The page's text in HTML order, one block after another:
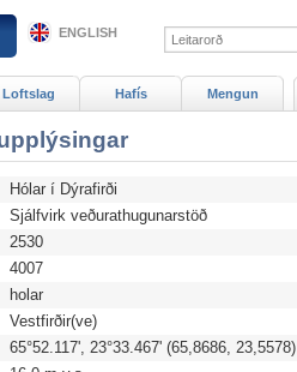
Hólar í Dýrafirði
Sjálfvirk veðurathugunarstöð
2530
4007
holar
Vestfirðir(ve)
65°52.117', 23°33.467' (65,8686, 23,5578)
Loftslag Hafís Mengun
ENGLISH